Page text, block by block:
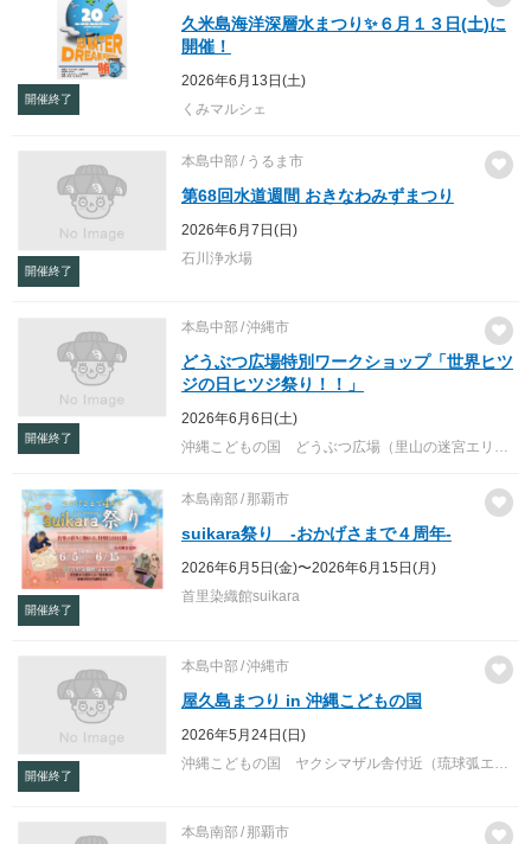
開催終了
久米島海洋深層水まつり✨６月１３日(土)に
開催！
2026年6月13日(土)
くみマルシェ
開催終了
本島中部 うるま市
第68回水道週間 おきなわみずまつり
2026年6月7日(日)
石川浄水場
開催終了
本島中部 沖縄市
どうぶつ広場特別ワークショップ「世界ヒツ
ジの日ヒツジ祭り！！」
2026年6月6日(土)
沖縄こどもの国 どうぶつ広場（里山の迷宮エリア）
開催終了
本島南部 那覇市
suikara祭り -おかげさまで４周年-
2026年6月5日(金)〜2026年6月15日(月)
首里染織館suikara
開催終了
本島中部 沖縄市
屋久島まつり in 沖縄こどもの国
2026年5月24日(日)
本島南部 那覇市